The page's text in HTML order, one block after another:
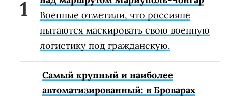
Военные отметили, что россияне
пытаются маскировать свою военную
логистику под гражданскую.
Самый крупный и наиболее
автоматизированный: в Броварах